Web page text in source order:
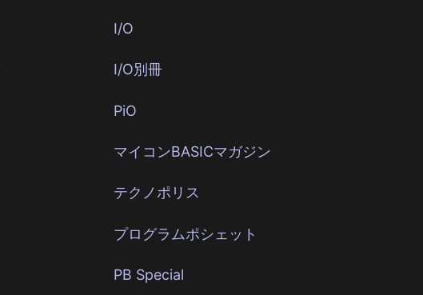
I/O
I/O別冊
PiO
マイコンBASICマガジン
テクノポリス
プログラムポシェット
PB Special